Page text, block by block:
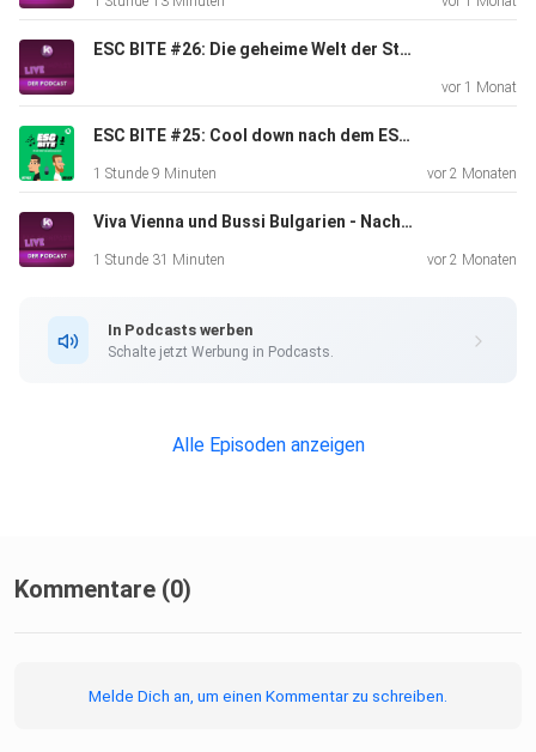
ESC BITE #26: Die geheime Welt der Stagings beim Eurovision Song Contest (mit Kaleen)
vor 1 Monat
ESC BITE #25: Cool down nach dem ESC 2026 in Wien (Mit Max und Laureen)
1 Stunde 9 Minuten vor 2 Monaten
Viva Vienna und Bussi Bulgarien - Nach dem Eurovision Song Contest 2026 ist vor dem ESC 2027
1 Stunde 31 Minuten vor 2 Monaten
In Podcasts werben
Schalte jetzt Werbung in Podcasts.
Alle Episoden anzeigen
Kommentare (0)
Melde Dich an, um einen Kommentar zu schreiben.